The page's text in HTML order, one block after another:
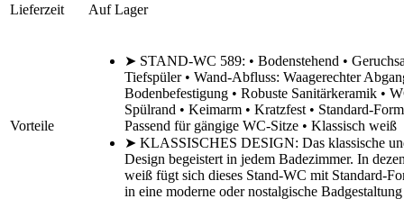
Lieferzeit
Auf Lager
Vorteile
➤ STAND-WC 589: • Bodenstehend •
Tiefspüler • Wand-Abfluss: Waagerechter
Bodenbefestigung • Robuste Sanitärkeramik •
Spülrand • Keimarm • Kratzfest • Standard-
Passend für gängige WC-Sitze • Klassisch weiß
➤ KLASSISCHES DESIGN: Das klassische
Design begeistert in jedem Badezimmer. In
weiß fügt sich dieses Stand-WC mit Standard-
in eine moderne oder nostalgische